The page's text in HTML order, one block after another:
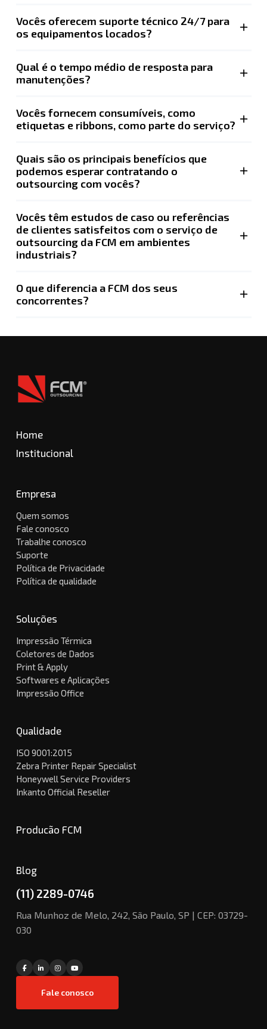
Vocês oferecem suporte técnico 24/7 para
os equipamentos locados?
Qual é o tempo médio de resposta para
manutenções?
Vocês fornecem consumíveis, como
etiquetas e ribbons, como parte do serviço?
Quais são os principais benefícios que
podemos esperar contratando o
outsourcing com vocês?
Vocês têm estudos de caso ou referências
de clientes satisfeitos com o serviço de
outsourcing da FCM em ambientes
industriais?
O que diferencia a FCM dos seus
concorrentes?
Home
Institucional
Empresa
Quem somos
Fale conosco
Trabalhe conosco
Suporte
Política de Privacidade
Política de qualidade
Soluções
Impressão Térmica
Coletores de Dados
Print & Apply
Softwares e Aplicações
Impressão Office
Qualidade
ISO 9001:2015
Zebra Printer Repair Specialist
Honeywell Service Providers
Inkanto Official Reseller
Producão FCM
Blog
(11) 2289-0746
Rua Munhoz de Melo, 242, São Paulo, SP | CEP: 03729-
030
Fale conosco